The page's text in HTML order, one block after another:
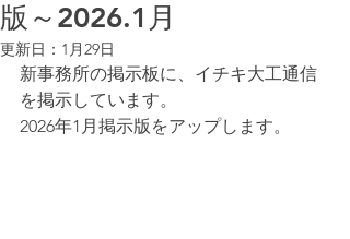
版～2026.1月
更新日： 1月29日
新事務所の掲示板に、イチキ大工通信
を掲示しています。
2026年1月掲示版をアップします。